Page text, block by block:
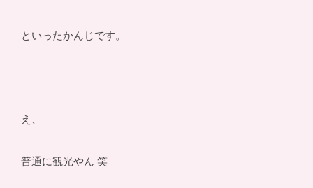
といったかんじです。
え、
普通に観光やん 笑